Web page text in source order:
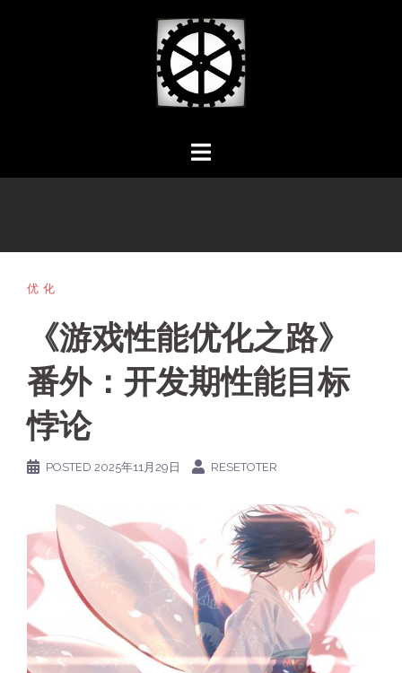
优化
《游戏性能优化之路》
番外：开发期性能目标
悖论
POSTED 2025年11月29日 RESETOTER